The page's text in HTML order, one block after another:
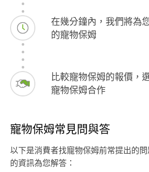
在幾分鐘內，我們將為
的寵物保姆
比較寵物保姆的報價，
寵物保姆合作
寵物保姆常見問與答
以下是消費者找寵物保姆前常提出的
的資訊為您解答：